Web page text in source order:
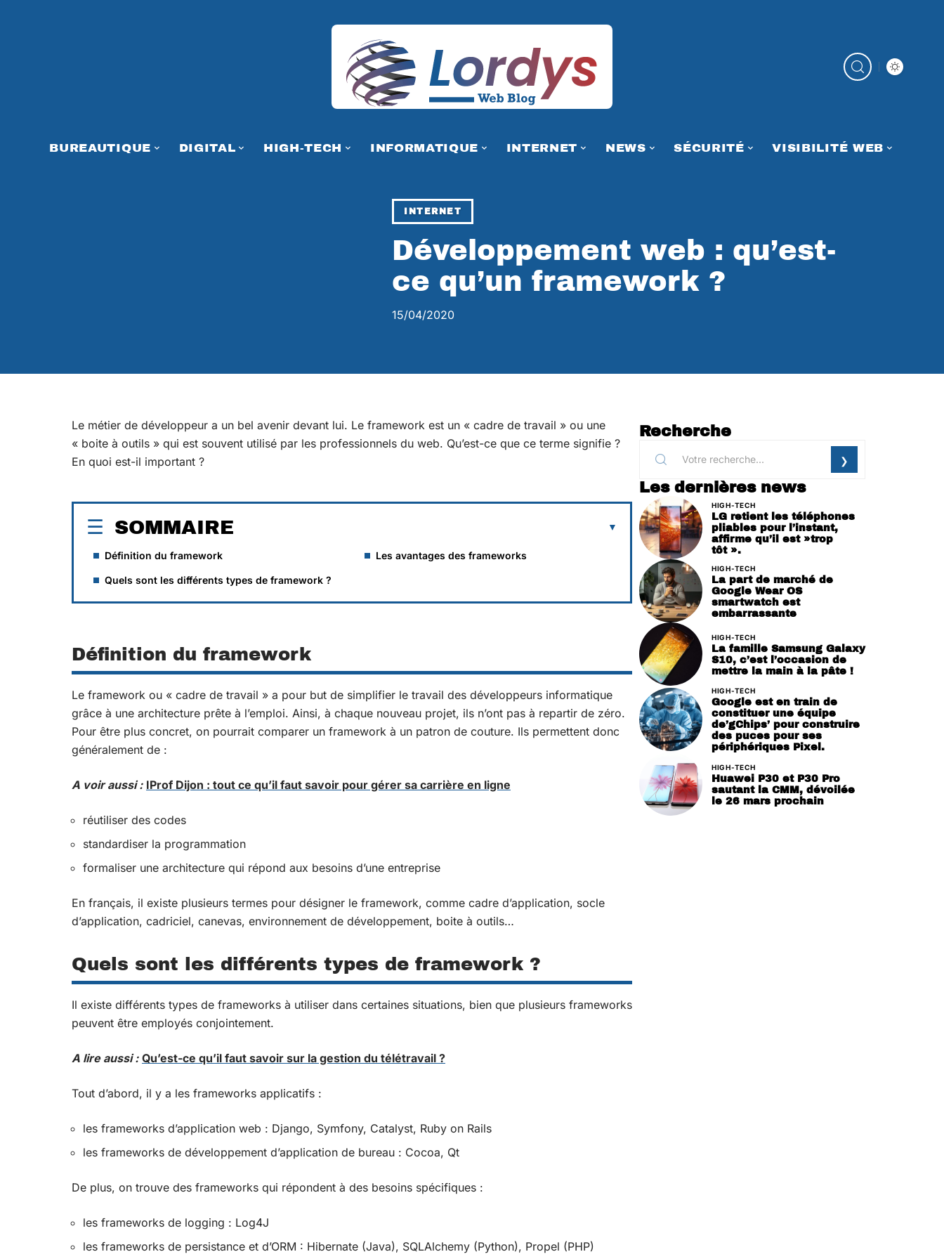
BUREAUTIQUE DIGITAL HIGH-TECH INFORMATIQUE INTERNET NEWS SÉCURITÉ VISIBILITÉ WEB
INTERNET
Développement web : qu’est-
ce qu’un framework ?
15/04/2020
Le métier de développeur a un bel avenir devant lui. Le framework est un « cadre de travail » ou une
« boite à outils » qui est souvent utilisé par les professionnels du web. Qu’est-ce que ce terme signifie ?
En quoi est-il important ?
SOMMAIRE
Définition du framework
Quels sont les différents types de framework ?
Les avantages des frameworks
Définition du framework
Le framework ou « cadre de travail » a pour but de simplifier le travail des développeurs informatique
grâce à une architecture prête à l’emploi. Ainsi, à chaque nouveau projet, ils n’ont pas à repartir de zéro.
Pour être plus concret, on pourrait comparer un framework à un patron de couture. Ils permettent donc
généralement de :
A voir aussi : IProf Dijon : tout ce qu’il faut savoir pour gérer sa carrière en ligne
réutiliser des codes
standardiser la programmation
formaliser une architecture qui répond aux besoins d’une entreprise
En français, il existe plusieurs termes pour désigner le framework, comme cadre d’application, socle
d’application, cadriciel, canevas, environnement de développement, boite à outils…
Quels sont les différents types de framework ?
Il existe différents types de frameworks à utiliser dans certaines situations, bien que plusieurs frameworks
peuvent être employés conjointement.
A lire aussi : Qu’est-ce qu’il faut savoir sur la gestion du télétravail ?
Tout d’abord, il y a les frameworks applicatifs :
les frameworks d’application web : Django, Symfony, Catalyst, Ruby on Rails
les frameworks de développement d’application de bureau : Cocoa, Qt
De plus, on trouve des frameworks qui répondent à des besoins spécifiques :
les frameworks de logging : Log4J
les frameworks de persistance et d’ORM : Hibernate (Java), SQLAlchemy (Python), Propel (PHP)
Recherche
Les dernières news
HIGH-TECH
LG retient les téléphones
pliables pour l’instant,
affirme qu’il est »trop
tôt ».
HIGH-TECH
La part de marché de
Google Wear OS
smartwatch est
embarrassante
HIGH-TECH
La famille Samsung Galaxy
S10, c’est l’occasion de
mettre la main à la pâte !
HIGH-TECH
Google est en train de
constituer une équipe
de’gChips’ pour construire
des puces pour ses
périphériques Pixel.
HIGH-TECH
Huawei P30 et P30 Pro
sautant la CMM, dévoilée
le 26 mars prochain